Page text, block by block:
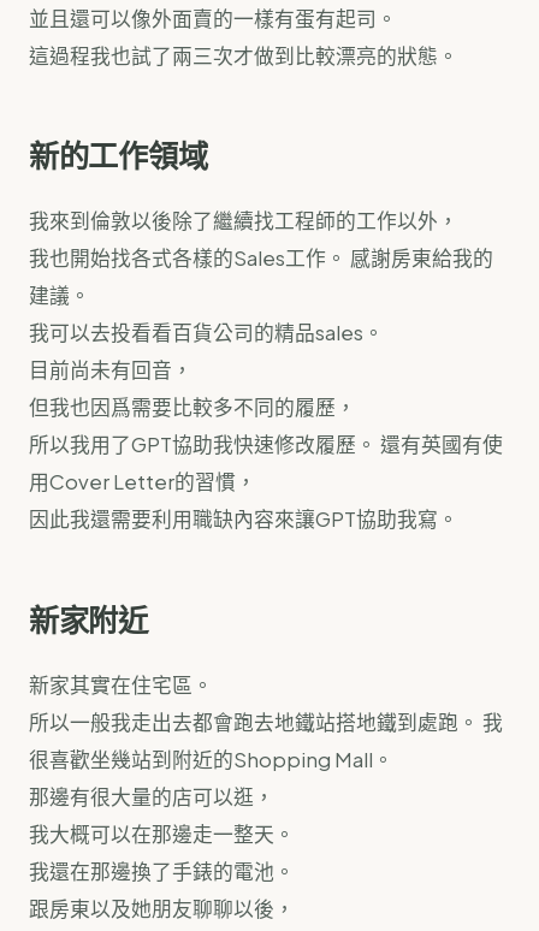
並且還可以像外面賣的一樣有蛋有起司。
這過程我也試了兩三次才做到比較漂亮的狀態。
新的工作領域
我來到倫敦以後除了繼續找工程師的工作以外，
我也開始找各式各樣的Sales工作。 感謝房東給我的
建議。
我可以去投看看百貨公司的精品sales。
目前尚未有回音，
但我也因爲需要比較多不同的履歷，
所以我用了GPT協助我快速修改履歷。 還有英國有使
用Cover Letter的習慣，
因此我還需要利用職缺內容來讓GPT協助我寫。
新家附近
新家其實在住宅區。
所以一般我走出去都會跑去地鐵站搭地鐵到處跑。 我
很喜歡坐幾站到附近的Shopping Mall。
那邊有很大量的店可以逛，
我大概可以在那邊走一整天。
我還在那邊換了手錶的電池。
跟房東以及她朋友聊聊以後，